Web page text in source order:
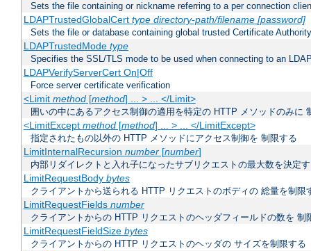
Sets the file containing or nickname referring to a per connection
LDAPTrustedGlobalCert type directory-path/filename [password]
Sets the file or database containing global trusted Certificate
LDAPTrustedMode type
Specifies the SSL/TLS mode to be used when connecting to an
LDAPVerifyServerCert On|Off
Force server certificate verification
<Limit method[method] ... > ... </Limit>
囲いの中にあるアクセス制御の適用を特定の HTTP メソッドのみに
<LimitExcept method[method] ... > ... </LimitExcept>
指定されたもの以外の HTTP メソッドにアクセス制御を 制限する
LimitInternalRecursion number[number]
内部リダイレクトと入れ子になったサブリクエストの最大数を決定
LimitRequestBody bytes
クライアントから送られる HTTP リクエストのボディの 総量を制限
LimitRequestFields number
クライアントからの HTTP リクエストのヘッダフィールドの数を 制
LimitRequestFieldSize bytes
クライアントからの HTTP リクエストのヘッダの サイズを制限する